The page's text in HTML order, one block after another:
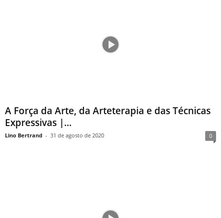
A Força da Arte, da Arteterapia e das Técnicas
Expressivas |...
Lino Bertrand - 31 de agosto de 2020 0